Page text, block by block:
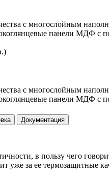
с многослойным
панели МДФ с
с многослойным
панели МДФ с
Документация
в пользу чего
уже за ее термозащитные